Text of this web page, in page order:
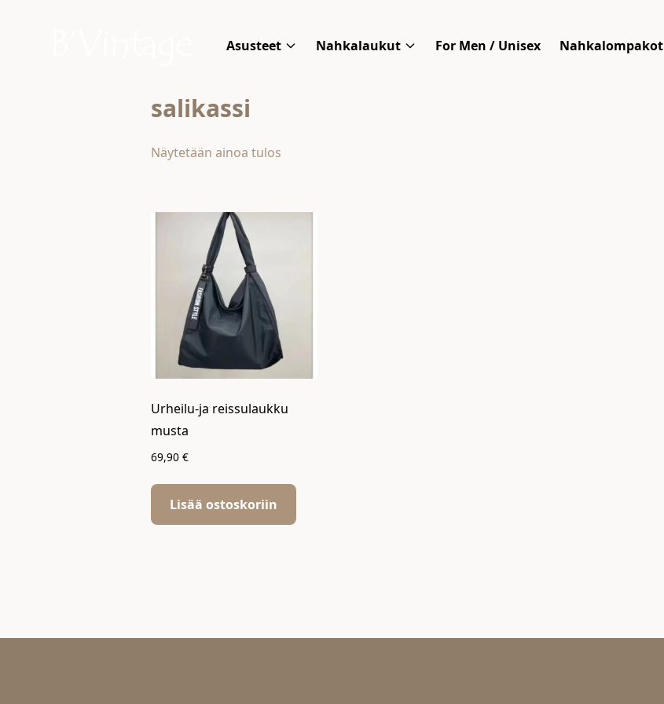
Asusteet
Nahkalaukut For Men / Unisex Nahkalompakot
salikassi
Näytetään ainoa tulos
Urheilu-ja reissulaukku
musta
69,90 €
Lisää ostoskoriin